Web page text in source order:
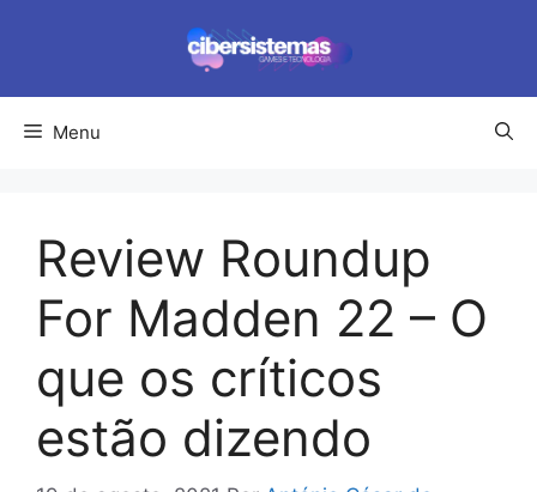
conteúdo
Menu
Review Roundup
For Madden 22 – O
que os críticos
estão dizendo